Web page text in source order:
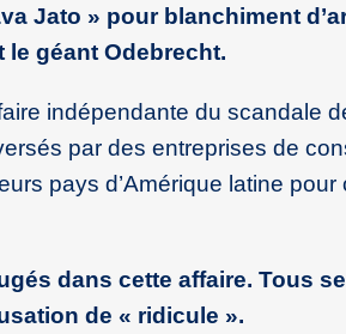
Jato » pour blanchiment
le géant Odebrecht.
indépendante du scandale
par des entreprises de
pays d’Amérique latine pour
dans cette affaire. Tous
de « ridicule ».